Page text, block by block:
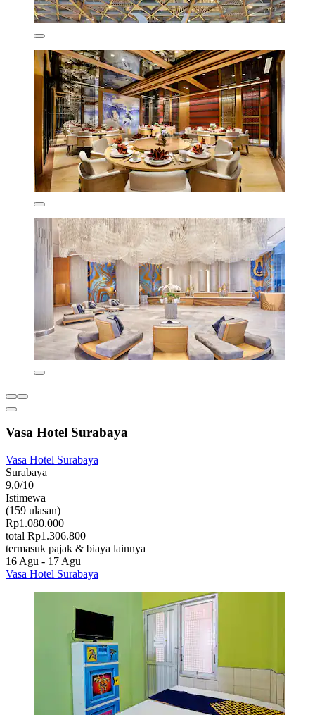
Vasa Hotel Surabaya
Vasa Hotel Surabaya
Surabaya
9,0/10
Istimewa
(159 ulasan)
Rp1.080.000
total Rp1.306.800
termasuk pajak & biaya lainnya
16 Agu - 17 Agu
Vasa Hotel Surabaya